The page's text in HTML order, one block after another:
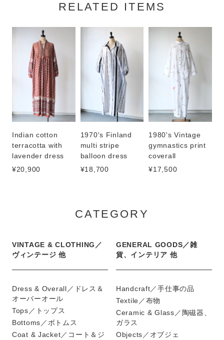
RELATED ITEMS
Indian cotton
terracotta with
lavender dress
¥20,900
1970's Finland
multi stripe
balloon dress
¥18,700
1980's Vintage
gymnastics print
coverall
¥17,500
CATEGORY
VINTAGE & CLOTHING／
ヴィンテージ 他
Dress & Overall／ドレス＆
オーバーオール
Tops／トップス
Bottoms／ボトムス
Coat & Jacket／コート＆ジ
GENERAL GOODS／雑
貨、インテリア 他
Handcraft／手仕事の品
Textile／布物
Ceramic & Glass／陶磁器、
ガラス
Objects／オブジェ